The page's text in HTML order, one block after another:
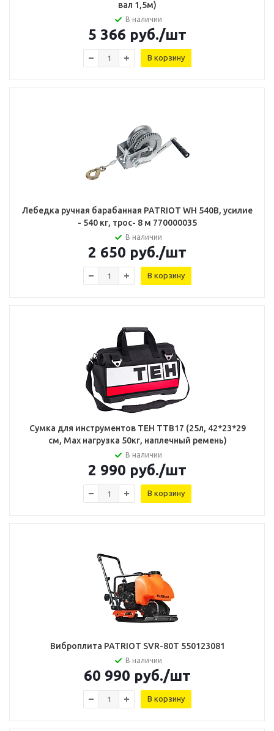
вал 1,5м)
В наличии
5 366 руб./шт
В корзину
Лебедка ручная барабанная PATRIOT WH 540B, усилие
- 540 кг, трос- 8 м 770000035
В наличии
2 650 руб./шт
В корзину
Сумка для инструментов TEH TTB17 (25л, 42*23*29
см, Мах нагрузка 50кг, наплечный ремень)
В наличии
2 990 руб./шт
В корзину
Виброплита PATRIOT SVR-80T 550123081
В наличии
60 990 руб./шт
В корзину